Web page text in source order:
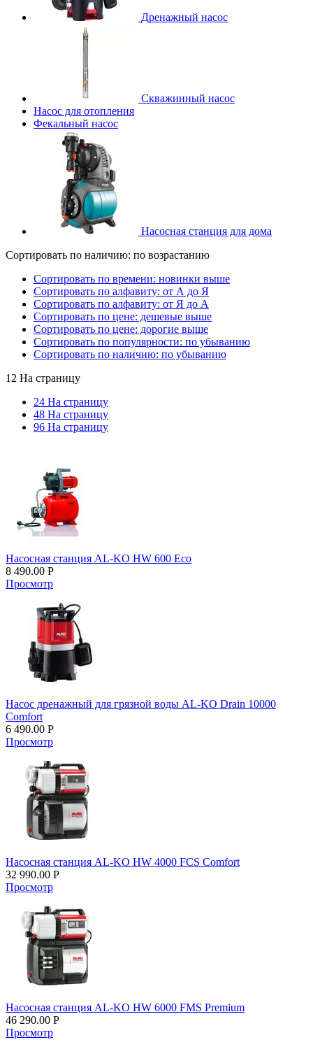
Дренажный насос
Скважинный насос
Насос для отопления
Фекальный насос
Насосная станция для дома
Сортировать по наличию: по возрастанию
Сортировать по времени: новинки выше
Сортировать по алфавиту: от А до Я
Сортировать по алфавиту: от Я до А
Сортировать по цене: дешевые выше
Сортировать по цене: дорогие выше
Сортировать по популярности: по убыванию
Сортировать по наличию: по убыванию
12 На страницу
24 На страницу
48 На страницу
96 На страницу
Насосная станция AL-KO HW 600 Eco
8 490.00 Р
Просмотр
Насос дренажный для грязной воды AL-KO Drain 10000
Comfort
6 490.00 Р
Просмотр
Насосная станция AL-KO HW 4000 FCS Comfort
32 990.00 Р
Просмотр
Насосная станция AL-KO HW 6000 FMS Premium
46 290.00 Р
Просмотр